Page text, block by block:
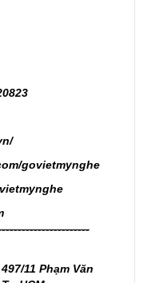
govietmynghe
11 Phạm Văn